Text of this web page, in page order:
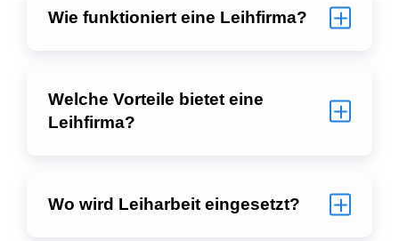
Wie funktioniert eine Leihfirma?
Welche Vorteile bietet eine
Leihfirma?
Wo wird Leiharbeit eingesetzt?